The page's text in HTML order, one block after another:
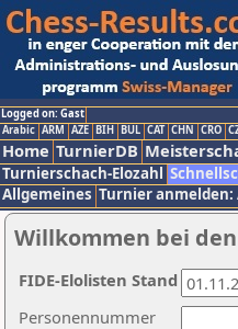
Logged on: Gast
Arabic ARM AZE BIH BUL CAT CHN CRO
Home TurnierDB
Turnierschach-Elozahl
Allgemeines Turnier anmelden:
Willkommen bei
Personennummer
FIDE-Elolisten Stand